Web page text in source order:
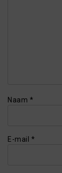
Naam *
E-mail *